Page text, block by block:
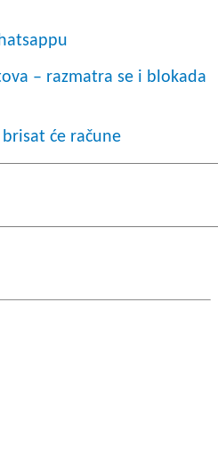
– razmatra se i blokada
će račune